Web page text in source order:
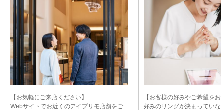
【お気軽にご来店ください】
Webサイトでお近くのアイプリモ店舗をご
【お客様の好みやご希望を
好みのリングが決まってい